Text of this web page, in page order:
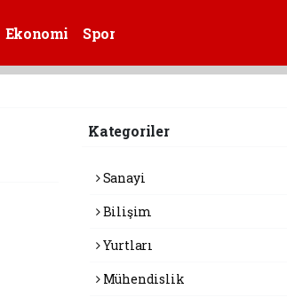
Ekonomi Spor
Kategoriler
Sanayi
Bilişim
Yurtları
Mühendislik